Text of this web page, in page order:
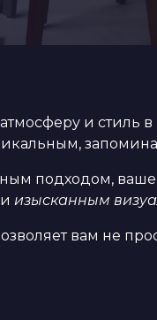
и стиль
подходом, ваше
изысканным
вам не